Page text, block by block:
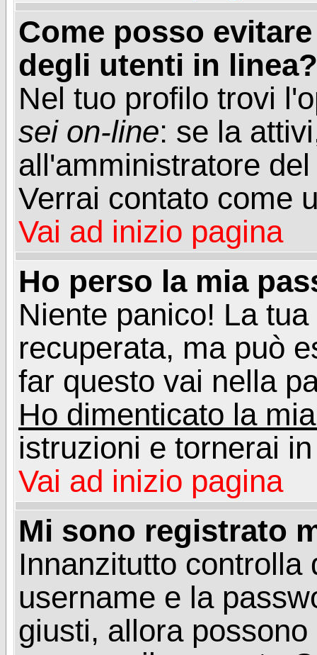
Come posso
degli utenti in linea?
Nel tuo profilo trovi
sei on-line: se la
all'amministratore
Verrai contato come
Vai ad inizio pagina
Ho perso la mia
Niente panico! La
recuperata, ma può
far questo vai nella
Ho dimenticato la
istruzioni e tornerai
Vai ad inizio pagina
Mi sono registrato
Innanzitutto controlla
username e la
giusti, allora